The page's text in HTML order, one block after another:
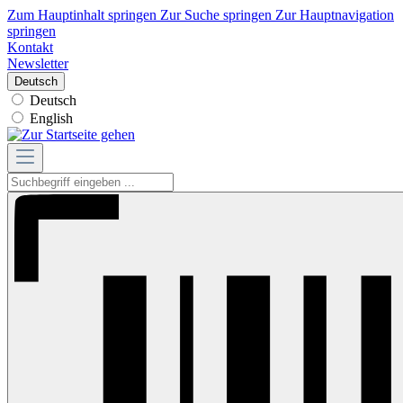
Zum Hauptinhalt springen Zur Suche springen Zur Hauptnavigation
springen
Kontakt
Newsletter
Deutsch
Deutsch
English